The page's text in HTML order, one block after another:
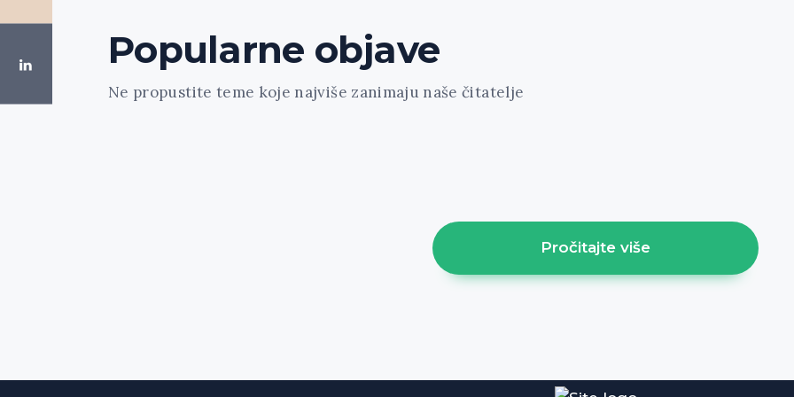
Popularne objave
Ne propustite teme koje najviše zanimaju naše čitatelje
Pročitajte više